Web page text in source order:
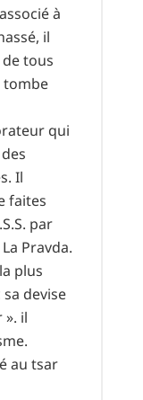
à
il
tous
tombe
qui
Il
faites
par
Pravda.
plus
devise
». il
au tsar